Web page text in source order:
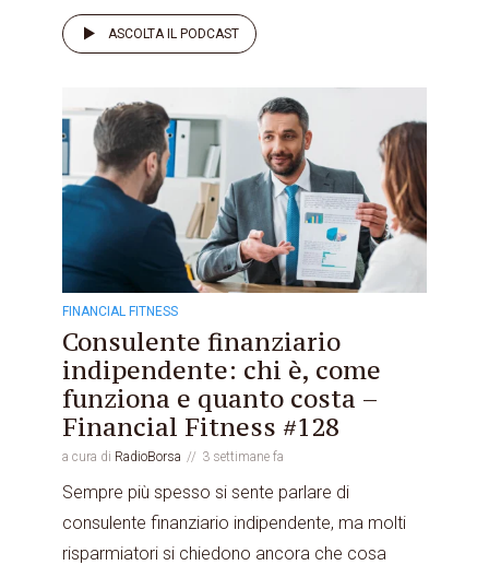
ASCOLTA IL PODCAST
FINANCIAL FITNESS
Consulente finanziario
indipendente: chi è, come
funziona e quanto costa –
Financial Fitness #128
a cura di RadioBorsa 3 settimane fa
Sempre più spesso si sente parlare di
consulente finanziario indipendente, ma molti
risparmiatori si chiedono ancora che cosa